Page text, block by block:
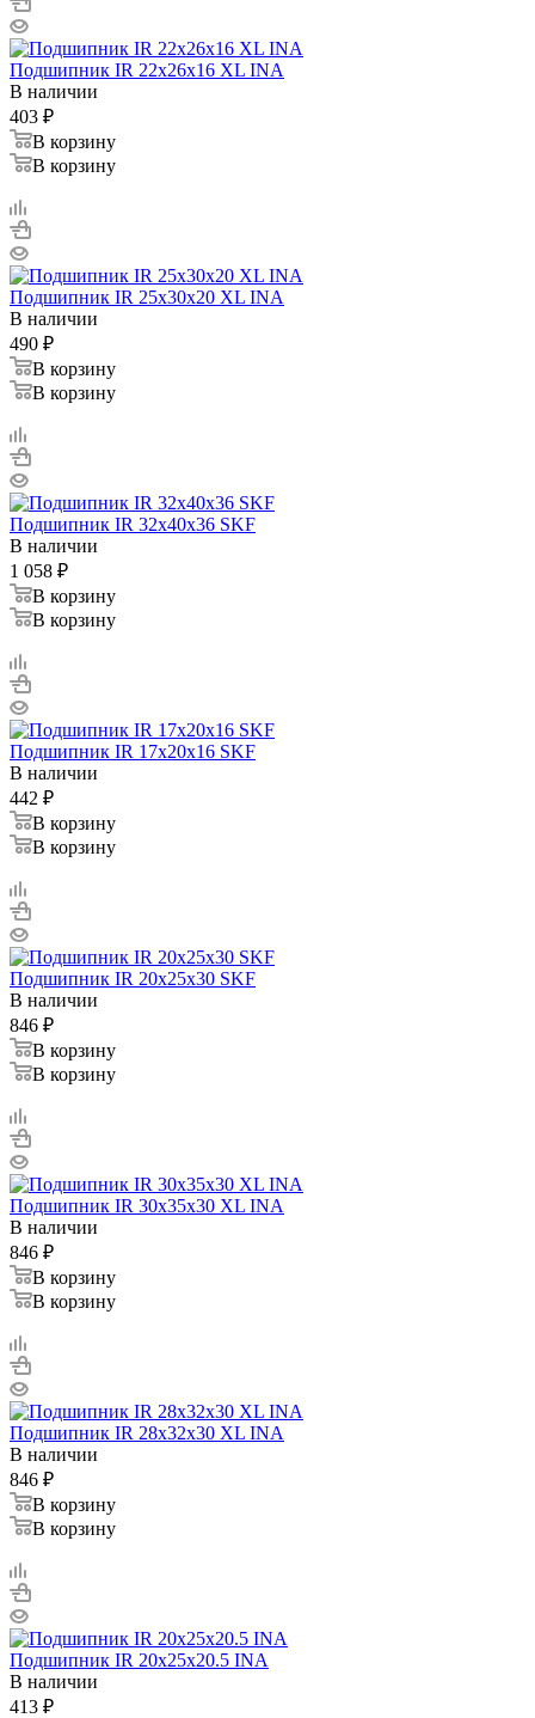
Подшипник IR 22x26x16 XL INA
В наличии
403 ₽
В корзину
В корзину
Подшипник IR 25x30x20 XL INA
В наличии
490 ₽
В корзину
В корзину
Подшипник IR 32x40x36 SKF
В наличии
1 058 ₽
В корзину
В корзину
Подшипник IR 17x20x16 SKF
В наличии
442 ₽
В корзину
В корзину
Подшипник IR 20x25x30 SKF
В наличии
846 ₽
В корзину
В корзину
Подшипник IR 30x35x30 XL INA
В наличии
846 ₽
В корзину
В корзину
Подшипник IR 28x32x30 XL INA
В наличии
846 ₽
В корзину
В корзину
Подшипник IR 20x25x20.5 INA
В наличии
413 ₽